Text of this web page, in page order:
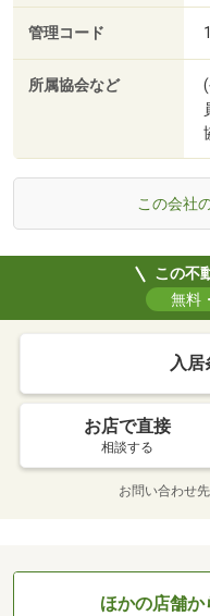
管理コード
所属協会など
この会社
この不
無料
入居
お店で直接
相談する
お問い合わせ先
ほかの店舗か